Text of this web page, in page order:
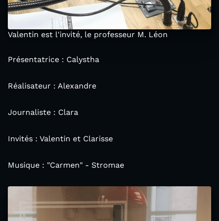
Valentin est l'invité, le professeur M. Léon
Présentatrice : Calystha
Réalisateur : Alexandre
Journaliste : Clara
Invités : Valentin et Clarisse
Musique : "Carmen" - Stromae